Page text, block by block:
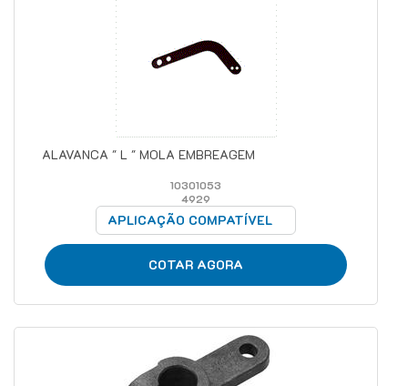
ALAVANCA " L " MOLA EMBREAGEM
10301053
4929
APLICAÇÃO COMPATÍVEL
COTAR AGORA